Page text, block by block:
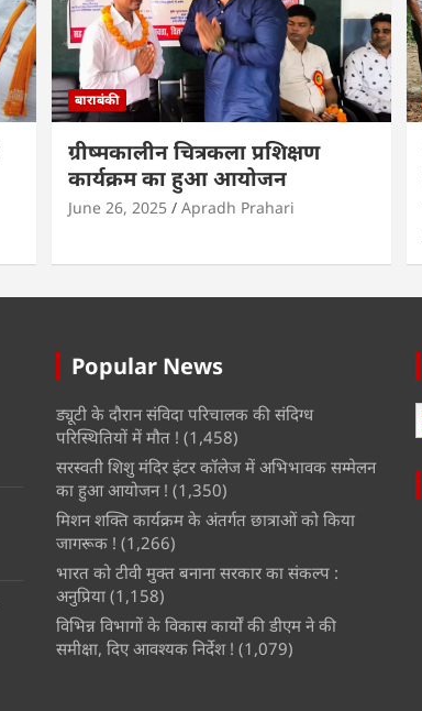
बाराबंकी
ग्रीष्मकालीन चित्रकला प्रशिक्षण
कार्यक्रम का हुआ आयोजन
June 26, 2025 Apradh Prahari
Popular News
ड्यूटी के दौरान संविदा परिचालक की संदिग्ध
परिस्थितियों में मौत ! (1,458)
सरस्वती शिशु मंदिर इंटर कॉलेज में अभिभावक सम्मेलन
का हुआ आयोजन ! (1,350)
मिशन शक्ति कार्यक्रम के अंतर्गत छात्राओं को किया
जागरूक ! (1,266)
भारत को टीवी मुक्त बनाना सरकार का संकल्प :
अनुप्रिया (1,158)
विभिन्न विभागों के विकास कार्यों की डीएम ने की
समीक्षा, दिए आवश्यक निर्देश ! (1,079)